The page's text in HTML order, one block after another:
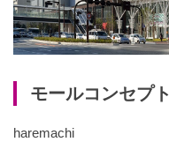
モールコンセプト
haremachi